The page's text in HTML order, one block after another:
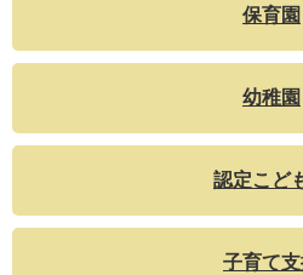
保育園
幼稚園
認定こど
子育て